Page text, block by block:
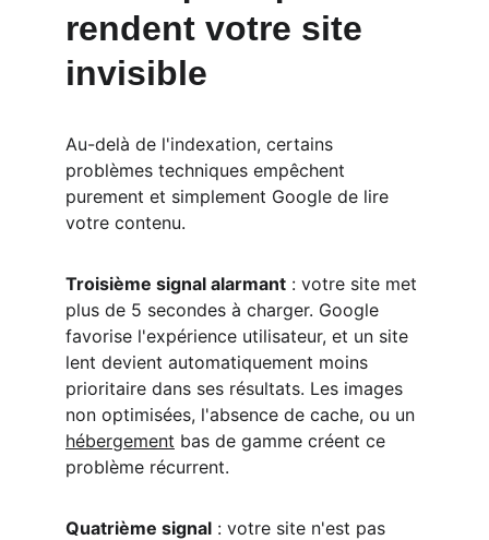
rendent votre site
invisible
Au-delà de l'indexation, certains
problèmes techniques empêchent
purement et simplement Google de lire
votre contenu.
Troisième signal alarmant : votre site met
plus de 5 secondes à charger. Google
favorise l'expérience utilisateur, et un site
lent devient automatiquement moins
prioritaire dans ses résultats. Les images
non optimisées, l'absence de cache, ou un
hébergement bas de gamme créent ce
problème récurrent.
Quatrième signal : votre site n'est pas